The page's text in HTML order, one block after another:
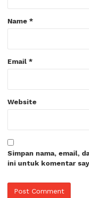
Name *
Email *
Website
Simpan nama, email,
ini untuk komentar